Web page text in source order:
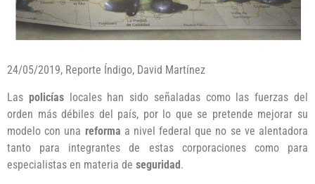
24/05/2019, Reporte Índigo, David Martínez
Las policíaslocales han sido señaladas como las fuerzas del
orden más débiles del país, por lo que se pretende mejorar su
modelo con una reforma a nivel federal que no se ve alentadora
tanto para integrantes de estas corporaciones como para
especialistas en materia de seguridad.